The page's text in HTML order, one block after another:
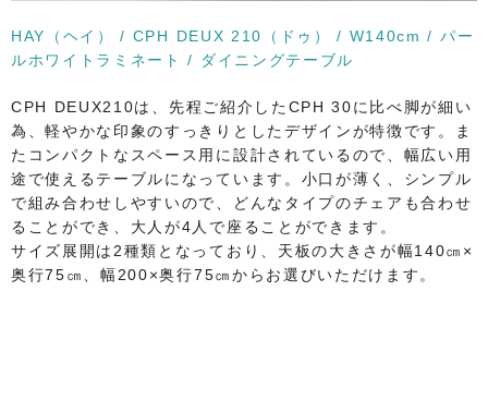
HAY（ヘイ） / CPH DEUX 210（ドゥ） / W140cm / パー
ルホワイトラミネート / ダイニングテーブル
CPH DEUX210は、先程ご紹介したCPH 30に比べ脚が細い
為、軽やかな印象のすっきりとしたデザインが特徴です。ま
たコンパクトなスペース用に設計されているので、幅広い用
途で使えるテーブルになっています。小口が薄く、シンプル
で組み合わせしやすいので、どんなタイプのチェアも合わせ
ることができ、大人が4人で座ることができます。
サイズ展開は2種類となっており、天板の大きさが幅140㎝×
奥行75㎝、幅200×奥行75㎝からお選びいただけます。